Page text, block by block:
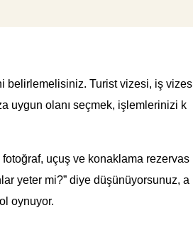
belirlemelisiniz. Turist vizesi, iş vizes
uygun olanı seçmek, işlemlerinizi k
fotoğraf, uçuş ve konaklama rezervas
yeter mi?” diye düşünüyorsunuz, a
oynuyor.